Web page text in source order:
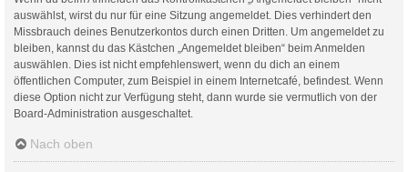
auswählst, wirst du nur für eine Sitzung angemeldet. Dies verhindert den
Missbrauch deines Benutzerkontos durch einen Dritten. Um angemeldet zu
bleiben, kannst du das Kästchen „Angemeldet bleiben“ beim Anmelden
auswählen. Dies ist nicht empfehlenswert, wenn du dich an einem
öffentlichen Computer, zum Beispiel in einem Internetcafé, befindest. Wenn
diese Option nicht zur Verfügung steht, dann wurde sie vermutlich von der
Board-Administration ausgeschaltet.
Nach oben